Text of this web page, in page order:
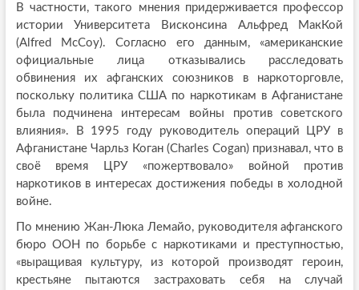
В частности, такого мнения придерживается профессор
истории Университета Висконсина Альфред МакКой
(Alfred McCoy). Согласно его данным, «американские
официальные лица отказывались расследовать
обвинения их афганских союзников в наркоторговле,
поскольку политика США по наркотикам в Афганистане
была подчинена интересам войны против советского
влияния». В 1995 году руководитель операций ЦРУ в
Афганистане Чарльз Коган (Charles Cogan) признавал, что в
своё время ЦРУ «пожертвовало» войной против
наркотиков в интересах достижения победы в холодной
войне.
По мнению Жан-Люка Лемайо, руководителя афганского
бюро ООН по борьбе с наркотиками и преступностью,
«выращивая культуру, из которой производят героин,
крестьяне пытаются застраховать себя на случай